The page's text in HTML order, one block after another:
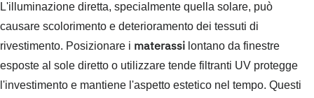
L'illuminazione diretta, specialmente quella solare, può
causare scolorimento e deterioramento dei tessuti di
rivestimento. Posizionare i materassi lontano da finestre
esposte al sole diretto o utilizzare tende filtranti UV protegge
l'investimento e mantiene l'aspetto estetico nel tempo. Questi